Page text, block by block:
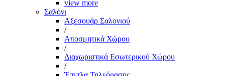
view more
Σαλόνι
Αξεσουάρ Σαλονιού
/
Αποσμητικά Χώρου
/
Διαχωριστικά Εσωτερικού Χώρου
/